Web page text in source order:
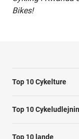
Bikes!
Top 10 Cykelture
Cykeltur i Barcelona:
Cykeltur i Berlin:
Top 10
Barcelona
Top 10 lande